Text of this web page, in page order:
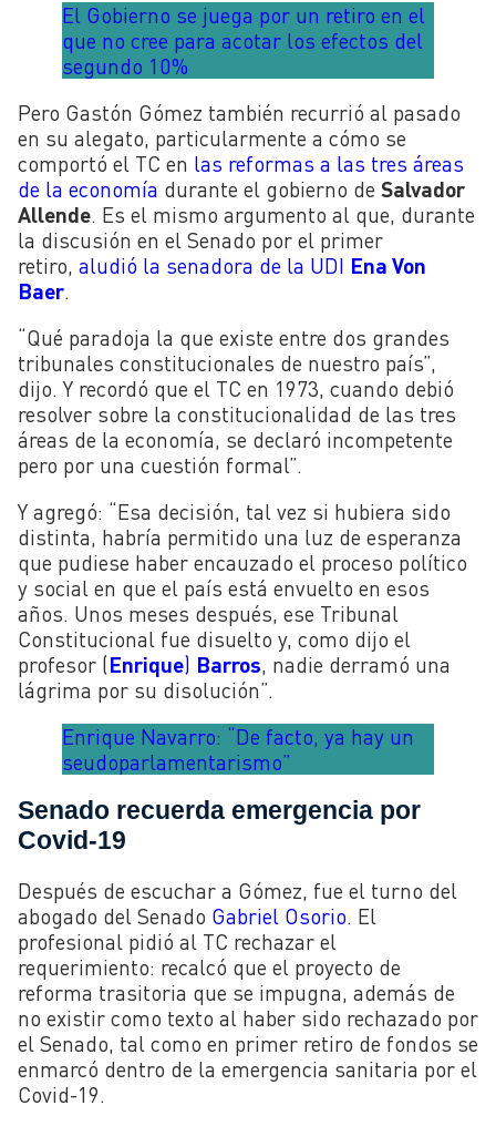
El Gobierno se juega por un retiro en el
que no cree para acotar los efectos del
segundo 10%
Pero Gastón Gómez también recurrió al pasado
en su alegato, particularmente a cómo se
comportó el TC en las reformas a las tres áreas
de la economía durante el gobierno de Salvador
Allende. Es el mismo argumento al que, durante
la discusión en el Senado por el primer
retiro, aludió la senadora de la UDI Ena Von
Baer.
“Qué paradoja la que existe entre dos grandes
tribunales constitucionales de nuestro país”,
dijo. Y recordó que el TC en 1973, cuando debió
resolver sobre la constitucionalidad de las tres
áreas de la economía, se declaró incompetente
pero por una cuestión formal”.
Y agregó: “Esa decisión, tal vez si hubiera sido
distinta, habría permitido una luz de esperanza
que pudiese haber encauzado el proceso político
y social en que el país está envuelto en esos
años. Unos meses después, ese Tribunal
Constitucional fue disuelto y, como dijo el
profesor (Enrique) Barros, nadie derramó una
lágrima por su disolución”.
Enrique Navarro: “De facto, ya hay un
seudoparlamentarismo”
Senado recuerda emergencia por
Covid-19
Después de escuchar a Gómez, fue el turno del
abogado del Senado Gabriel Osorio. El
profesional pidió al TC rechazar el
requerimiento: recalcó que el proyecto de
reforma trasitoria que se impugna, además de
no existir como texto al haber sido rechazado por
el Senado, tal como en primer retiro de fondos se
enmarcó dentro de la emergencia sanitaria por el
Covid-19.